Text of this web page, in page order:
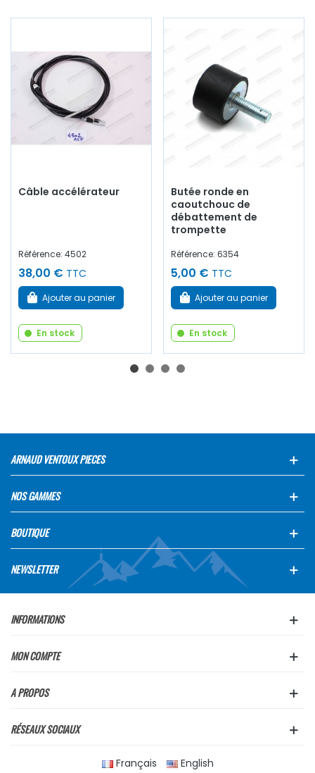
Câble accélérateur
Référence: 4502
38,00 € TTC
Ajouter au panier
En stock
Butée ronde en
caoutchouc de
débattement de
trompette
Référence: 6354
5,00 € TTC
Ajouter au panier
En stock
ARNAUD VENTOUX PIECES
NOS GAMMES
BOUTIQUE
NEWSLETTER
INFORMATIONS
MON COMPTE
A PROPOS
RÉSEAUX SOCIAUX
Français English